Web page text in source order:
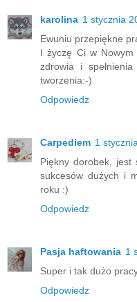
karolina 1 stycznia
Ewuniu przepiękne
I życzę Ci w Nowym
zdrowia i
tworzenia:-)
Odpowiedz
Carpediem 1
Piękny dorobek, jest
sukcesów dużych i
roku :)
Odpowiedz
Pasja haftowania 1
Super i tak dużo
Odpowiedz